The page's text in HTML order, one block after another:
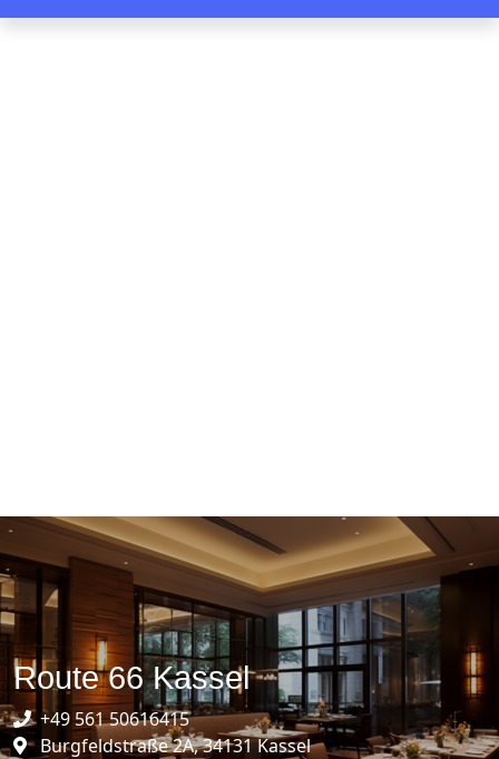
Route 66 Kassel
+49 561 50616415
Burgfeldstraße 2A, 34131 Kassel